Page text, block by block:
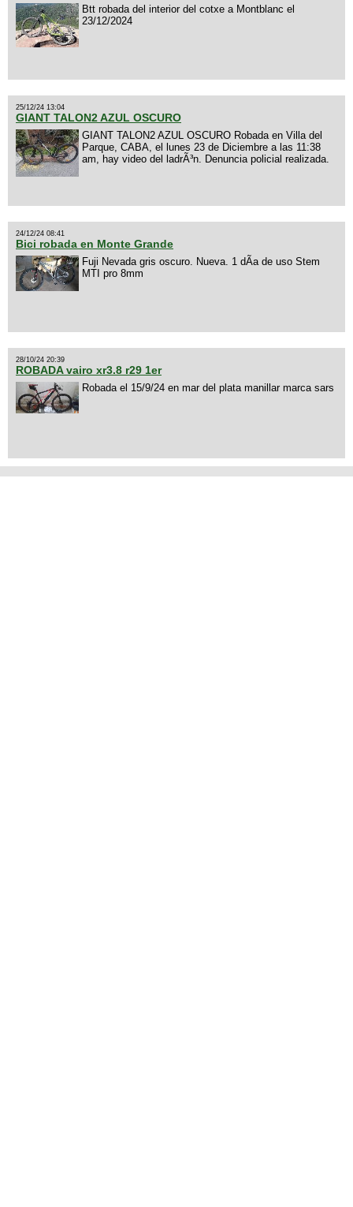
Btt robada del interior del cotxe a Montblanc el
23/12/2024
25/12/24 13:04
GIANT TALON2 AZUL OSCURO
GIANT TALON2 AZUL OSCURO Robada en Villa del
Parque, CABA, el lunes 23 de Diciembre a las 11:38
am, hay video del ladrÃ³n. Denuncia policial realizada.
24/12/24 08:41
Bici robada en Monte Grande
Fuji Nevada gris oscuro. Nueva. 1 dÃ­a de uso Stem
MTI pro 8mm
28/10/24 20:39
ROBADA vairo xr3.8 r29 1er
Robada el 15/9/24 en mar del plata manillar marca sars